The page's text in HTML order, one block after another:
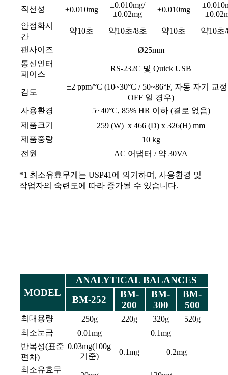
직선성 ±0.010mg
±0.010mg/
±0.02mg
±0.010mg
안정화시
간
약10초 약10초/8초 약10초 약10초
팬사이즈
Ø25mm
통신인터
페이스
RS-232C 및 Quick USB
감도
±2 ppm/°C (10~30°C / 50~86°F, 자동 자기 교
OFF 일 경우)
사용환경
5~40°C, 85% HR 이하 (결로 없음)
제품크기
259 (W) x 466 (D) x 326(H) mm
제품중량
10 kg
전원
AC 어댑터 / 약 30VA
*1 최소유효무게는 USP41에 의거하며, 사용환경 및
작업자의 숙련도에 따라 증가될 수 있습니다.
MODEL
ANALYTICAL BALANCES
BM-252
BM-
200
BM-
300
BM-
500
최대용량 250g 220g 320g
520g
최소눈금
0.01mg
0.1mg
반복성(표준
편차)
0.03mg(100g
기준)
0.1mg 0.2mg
최소유효무